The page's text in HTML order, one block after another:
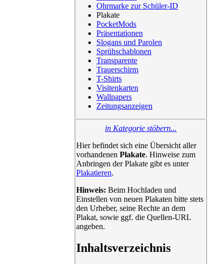
Ohrmarke zur Schüler-ID
Plakate
PocketMods
Präsentationen
Slogans und Parolen
Sprühschablonen
Transparente
Trauerschirm
T-Shirts
Visitenkarten
Wallpapers
Zeitungsanzeigen
in Kategorie stöbern...
Hier befindet sich eine Übersicht aller
vorhandenen Plakate. Hinweise zum
Anbringen der Plakate gibt es unter
Plakatieren.
Hinweis: Beim Hochladen und
Einstellen von neuen Plakaten bitte stets
den Urheber, seine Rechte an dem
Plakat, sowie ggf. die Quellen-URL
angeben.
Inhaltsverzeichnis